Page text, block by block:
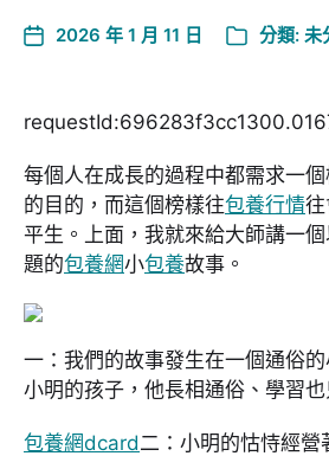
2026 年 1 月 11 日 分類: 未
每個人在成長的過程中都需求一
的目的，而這個榜樣往包養行情
平生。上面，我就來給大師講一
題的包養網小包養故事。
一：我們的故事發生在一個通俗
小明的孩子，他長相通俗、學習也
包養網dcard二：小明的怙恃經